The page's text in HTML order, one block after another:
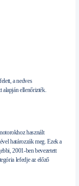
a nedves
ellenőrizték.
használt
határozzák meg. Ezek a
2001-ben bevezetett
lefedje az előző